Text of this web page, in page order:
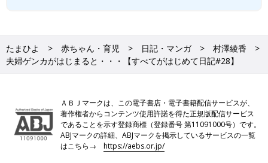
たまひよ 赤ちゃん・育児 日記・マンガ
村澤綾香
夫婦ゲンカがはじまると・・・【すべてがはじめて日記#28】
ＡＢＪマークは、この電子書店・電子書籍配信サービスが、
著作権者からコンテンツ使用許諾を得た正規版配信サービス
であることを示す登録商標（登録番号 第11091000号）です。
ABJマークの詳細、ABJマークを掲示しているサービスの一覧
はこちら→https://aebs.or.jp/